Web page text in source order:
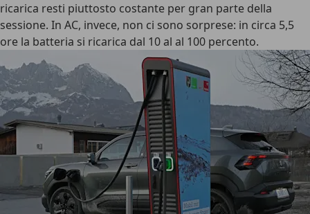
ricarica resti piuttosto costante per gran parte della
sessione. In AC, invece, non ci sono sorprese: in circa 5,5
ore la batteria si ricarica dal 10 al al 100 percento.